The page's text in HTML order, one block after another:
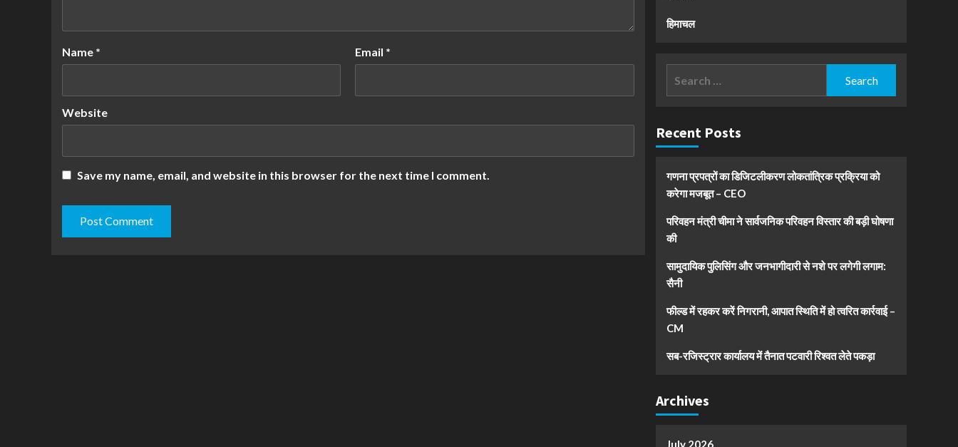
Name * Email *
Website
Save my name, email, and website in this browser for the next time I comment.
हिमाचल
Recent Posts
गणना प्रपत्रों का डिजिटलीकरण लोकतांत्रिक प्रक्रिया को
करेगा मजबूत – CEO
परिवहन मंत्री चीमा ने सार्वजनिक परिवहन विस्तार की बड़ी घोषणा
की
सामुदायिक पुलिसिंग और जनभागीदारी से नशे पर लगेगी लगाम:
सैनी
फील्ड में रहकर करें निगरानी, आपात स्थिति में हो त्वरित कार्रवाई –
CM
सब-रजिस्ट्रार कार्यालय में तैनात पटवारी रिश्वत लेते पकड़ा
Archives
July 2026